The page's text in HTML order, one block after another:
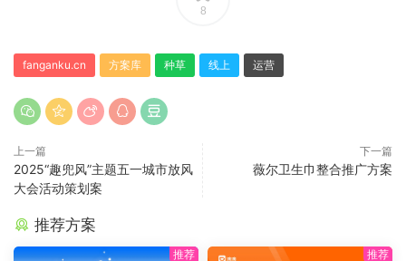
8
fanganku.cn 方案库 种草 线上 运营
上一篇
2025“趣兜风”主题五一城市放风
大会活动策划案
下一篇
薇尔卫生巾整合推广方案
推荐方案